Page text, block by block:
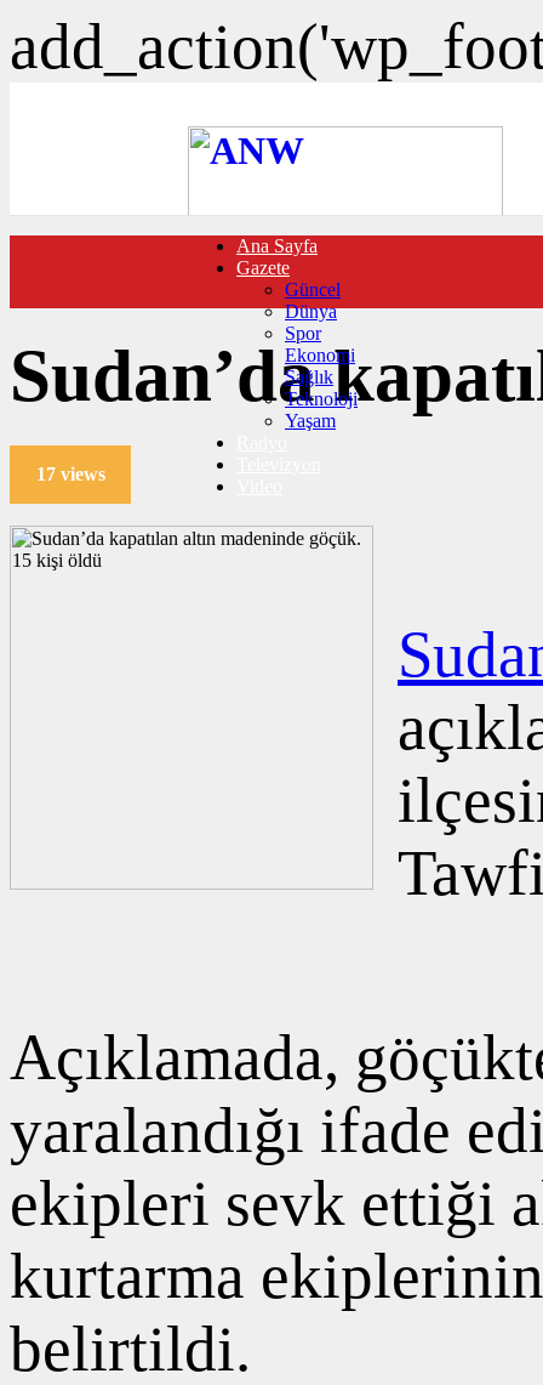
FOTO GALERİ
VIDEO GALERİ
TRAFİK DURUMU
NÖBETÇİ ECZANELER
CANLI SONUÇLAR
HABER GÖNDER
BURÇLAR
İLETİŞİM
Ana Sayfa
Gazete
Güncel
Dünya
Spor
Ekonomi
Sağlık
Teknoloji
Yaşam
Sudan’da
17 views
Açıklamada,
yaralandığı ifade
ekipleri sevk ettiği
kurtarma ekiplerinin
belirtildi.